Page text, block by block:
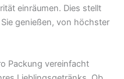
einräumen. Dies stellt
genießen, von höchster
Packung vereinfacht